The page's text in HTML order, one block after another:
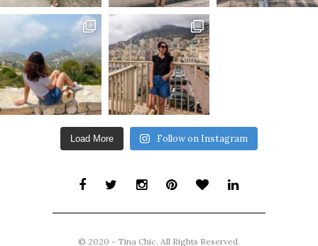
Load More Follow on Instagram
© 2020 - Tina Chic. All Rights Reserved.